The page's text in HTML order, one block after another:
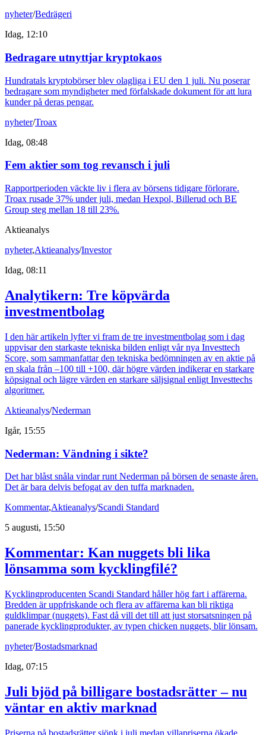
nyheter/Bedrägeri
Idag, 12:10
Bedragare utnyttjar kryptokaos
Hundratals kryptobörser blev olagliga i EU den 1 juli. Nu poserar
bedragare som myndigheter med förfalskade dokument för att lura
kunder på deras pengar.
nyheter/Troax
Idag, 08:48
Fem aktier som tog revansch i juli
Rapportperioden väckte liv i flera av börsens tidigare förlorare.
Troax rusade 37% under juli, medan Hexpol, Billerud och BE
Group steg mellan 18 till 23%.
Aktieanalys
nyheter,Aktieanalys/Investor
Idag, 08:11
Analytikern: Tre köpvärda
investmentbolag
I den här artikeln lyfter vi fram de tre investmentbolag som i dag
uppvisar den starkaste tekniska bilden enligt vår nya Investtech
Score, som sammanfattar den tekniska bedömningen av en aktie på
en skala från –100 till +100, där högre värden indikerar en starkare
köpsignal och lägre värden en starkare säljsignal enligt Investtechs
algoritmer.
Aktieanalys/Nederman
Igår, 15:55
Nederman: Vändning i sikte?
Det har blåst snåla vindar runt Nederman på börsen de senaste åren.
Det är bara delvis befogat av den tuffa marknaden.
Kommentar,Aktieanalys/Scandi Standard
5 augusti, 15:50
Kommentar: Kan nuggets bli lika
lönsamma som kycklingfilé?
Kycklingproducenten Scandi Standard håller hög fart i affärerna.
Bredden är uppfriskande och flera av affärerna kan bli riktiga
guldklimpar (nuggets). Fast då vill det till att just storsatsningen på
panerade kycklingprodukter, av typen chicken nuggets, blir lönsam.
nyheter/Bostadsmarknad
Idag, 07:15
Juli bjöd på billigare bostadsrätter – nu
väntar en aktiv marknad
Priserna på bostadsrätter sjönk i juli medan villapriserna ökade.